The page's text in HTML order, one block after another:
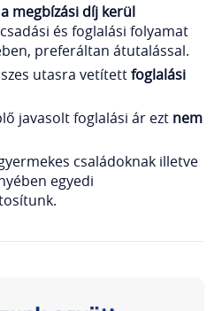
megbízási díj kerül
és foglalási folyamat
preferáltan átutalással.
utasra vetítettfoglalási
javasolt foglalási ár ezt nem
családoknak illetve
egyedi